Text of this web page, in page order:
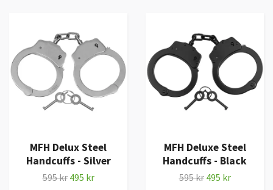
MFH Delux Steel
Handcuffs - Silver
595 kr 495 kr
MFH Deluxe Steel
Handcuffs - Black
595 kr 495 kr